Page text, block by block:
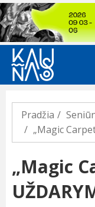
Previous
Pradžia
„Magic
„Magic